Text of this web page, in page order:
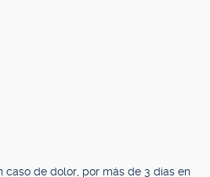
de dolor, por más de 3 días en